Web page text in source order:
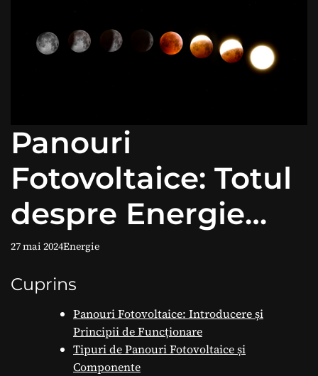
Panouri
Fotovoltaice: Totul
despre Energie
Regenerabilă
27 mai 2024Energie
Cuprins
Panouri Fotovoltaice: Introducere și
Principii de Funcționare
Tipuri de Panouri Fotovoltaice și
Componente